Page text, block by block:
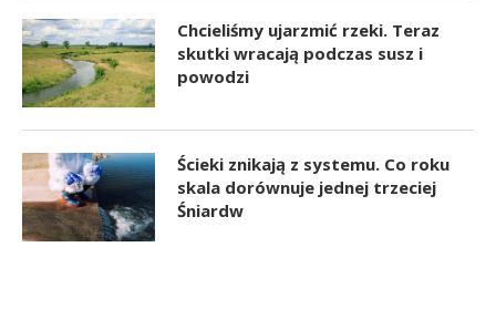
Chcieliśmy ujarzmić rzeki. Teraz
skutki wracają podczas susz i
powodzi
Ścieki znikają z systemu. Co roku
skala dorównuje jednej trzeciej
Śniardw